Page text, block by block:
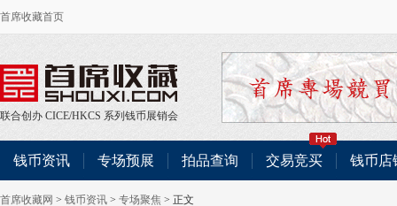
首席收藏首页
联合创办 CICE/HKCS 系列钱币展销会
钱币资讯 专场预展 拍品查询 交易竞买 钱币店
首席收藏网 > 钱币资讯 > 专场聚焦 > 正文